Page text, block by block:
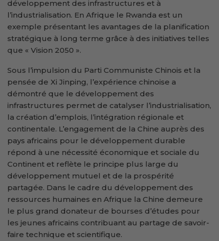
développement des infrastructures et à
l’industrialisation. En Afrique le Rwanda est un
exemple présentant les avantages de la planification
stratégique à long terme grâce à des initiatives telles
que « Vision 2050 ».
Sous l’impulsion du Parti Communiste Chinois et la
pensée de Xi Jinping, l’expérience chinoise a
démontré que le développement des
infrastructures permet de catalyser l’industrialisation,
la création d’emplois, l’intégration régionale et
continentale. L’engagement de la Chine auprès des
pays africains pour le développement durable
répond à une nécessité économique et sociale du
Continent et reflète le principe plus large du
développement mutuel et de la prospérité
partagée. Dans le cadre du développement des
ressources humaines en Afrique la Chine demeure
le plus grand donateur de bourses d’études pour
les jeunes africains contribuant au partage de savoir-
faire technique et scientifique.